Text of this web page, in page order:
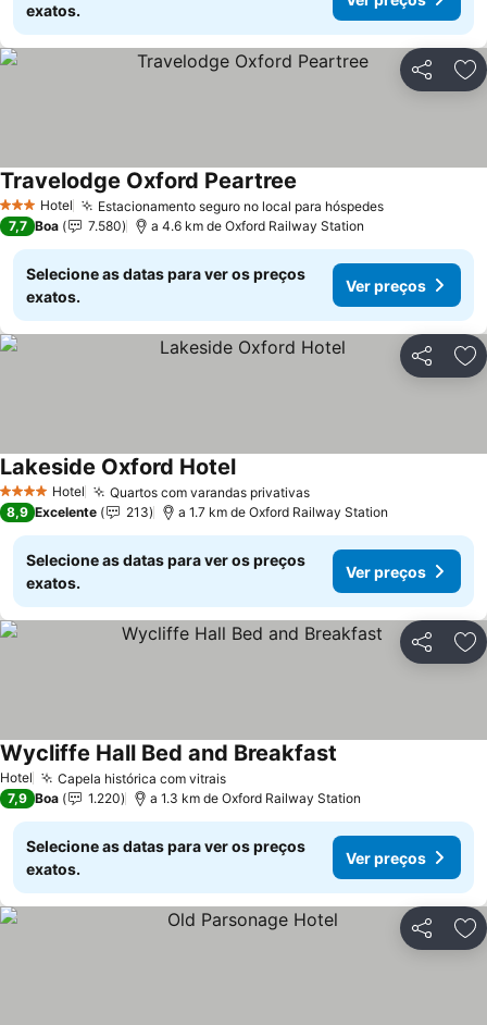
exatos.
Partilhar
3 EstrelasHotel Estacionamento seguro no local para hóspedesVer preços
Travelodge Oxford Peartree
7,7 Boa 7.580 a 4.6 km de Oxford Railway Station
Selecione as datas para ver os preços
exatos.
Ver preços
Partilhar
4 EstrelasHotel Quartos com varandas privativasVer preços
Lakeside Oxford HotelVer preços
8,9 Excelente 213 a 1.7 km de Oxford Railway Station
Selecione as datas para ver os preços
exatos.
Ver preços
Partilhar
Hotel Capela histórica com vitraisVer preços
Wycliffe Hall Bed and Breakfast
7,9 Boa 1.220 a 1.3 km de Oxford Railway Station
Selecione as datas para ver os preços
exatos.
Ver preços
Partilhar